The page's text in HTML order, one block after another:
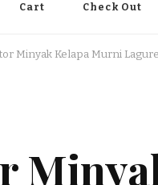
Cart Check Out
Minyak Kelapa Murni